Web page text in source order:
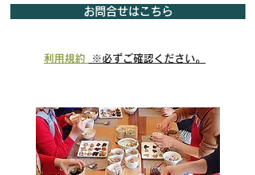
お問合せはこちら
利用規約 ※必ずご確認ください。